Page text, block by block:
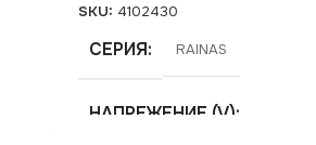
SKU: 4102430
СЕРИЯ RAINAS
НАПРЕЖЕНИЕ (V)